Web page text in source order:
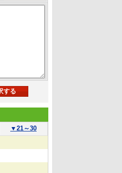
▼ 21～30